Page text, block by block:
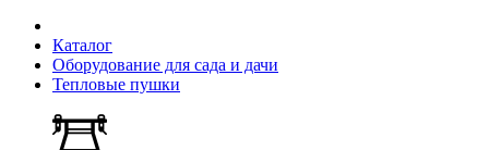
Каталог
Оборудование для сада и дачи
Тепловые пушки